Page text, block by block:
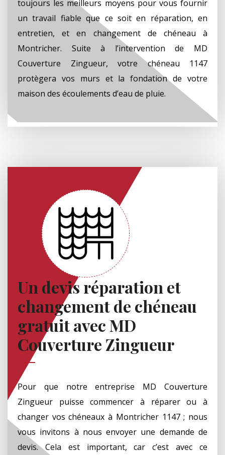
toujours les meilleurs moyens pour vous fournir
un travail fiable que ce soit en réparation, en
entretien, et en changement de chéneau à
Montricher. Suite à l’intervention de MD
Couverture Zingueur, votre chéneau 1147
protègera vos murs et la fondation de votre
maison des écoulements d’eau de pluie.
Un devis réparation et
changement de chéneau
gratuit avec MD
Couverture Zingueur
Pour que notre entreprise MD Couverture
Zingueur puisse commencer à réparer ou à
changer vos chéneaux à Montricher 1147 ; nous
vous invitons à nous envoyer une demande de
devis. Cela est important, car c’est avec ce